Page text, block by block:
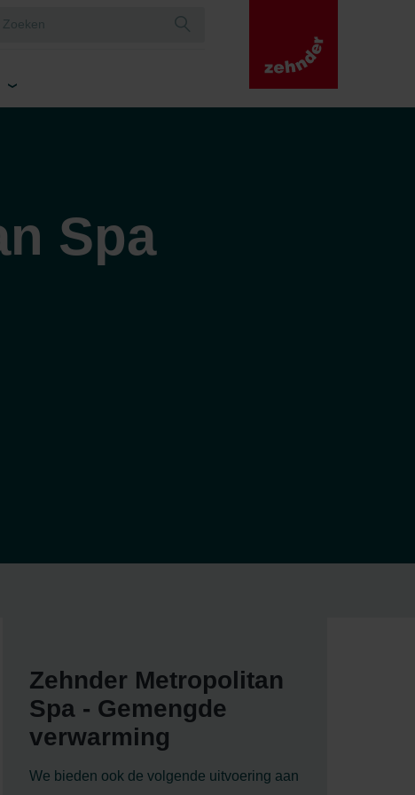
Spa
Zehnder Metropolitan
Spa - Gemengde
verwarming
We bieden ook de volgende uitvoering aan